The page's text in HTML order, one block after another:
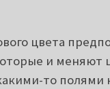
цвета
и меняют
то